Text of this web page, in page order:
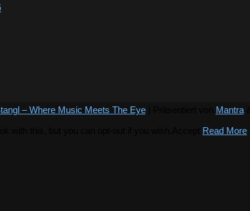
– Where Music Meets The Eye| Präsentiert von Mantra&
Read More